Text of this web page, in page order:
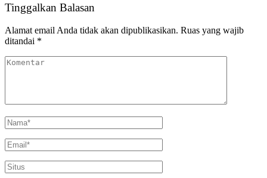
Tinggalkan Balasan
Alamat email Anda tidak akan dipublikasikan. Ruas yang wajib
ditandai *